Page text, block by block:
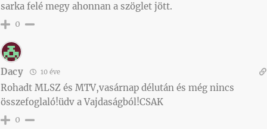
sarka felé megy ahonnan a szöglet jött.
0
Dacy 10 éve
Rohadt MLSZ és MTV,vasárnap délután és még nincs
összefoglaló!üdv a Vajdaságból!CSAK
0